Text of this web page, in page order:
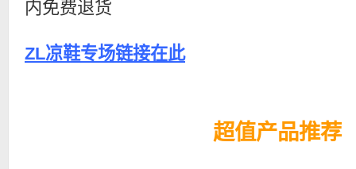
内免费退货
ZL凉鞋专场链接在此
超值产品推荐